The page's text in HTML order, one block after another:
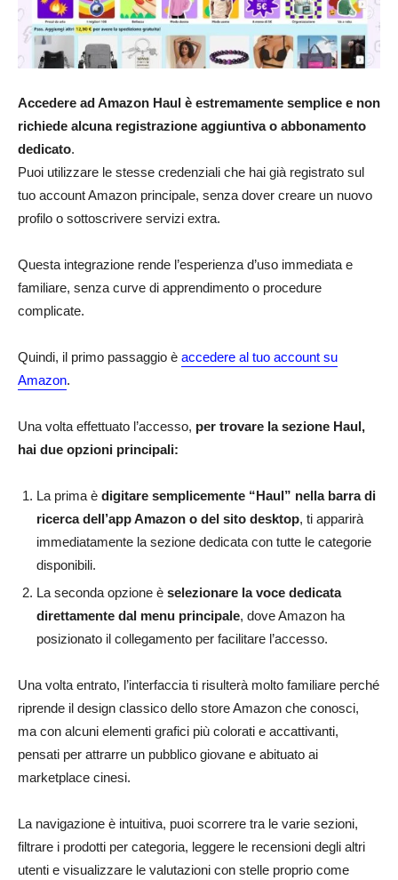
Accedere ad Amazon Haul è estremamente semplice e non
richiede alcuna registrazione aggiuntiva o abbonamento
dedicato.
Puoi utilizzare le stesse credenziali che hai già registrato sul
tuo account Amazon principale, senza dover creare un nuovo
profilo o sottoscrivere servizi extra.
Questa integrazione rende l’esperienza d’uso immediata e
familiare, senza curve di apprendimento o procedure
complicate.​
Quindi, il primo passaggio è accedere al tuo account su
Amazon.
Una volta effettuato l’accesso, per trovare la sezione Haul,
hai due opzioni principali:
La prima è digitare semplicemente “Haul” nella barra di
ricerca dell’app Amazon o del sito desktop, ti apparirà
immediatamente la sezione dedicata con tutte le categorie
disponibili.
La seconda opzione è selezionare la voce dedicata
direttamente dal menu principale, dove Amazon ha
posizionato il collegamento per facilitare l’accesso.
Una volta entrato, l’interfaccia ti risulterà molto familiare perché
riprende il design classico dello store Amazon che conosci,
ma con alcuni elementi grafici più colorati e accattivanti,
pensati per attrarre un pubblico giovane e abituato ai
marketplace cinesi.​
La navigazione è intuitiva, puoi scorrere tra le varie sezioni,
filtrare i prodotti per categoria, leggere le recensioni degli altri
utenti e visualizzare le valutazioni con stelle proprio come